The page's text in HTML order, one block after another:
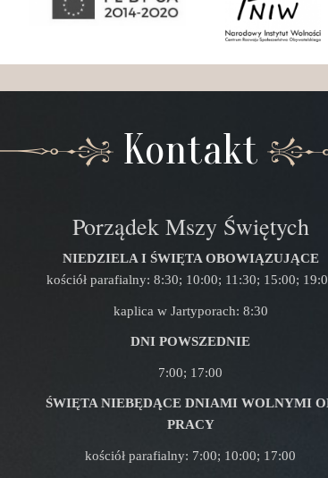
Kontakt
Porządek Mszy Świętych
NIEDZIELA I ŚWIĘTA OBOWIĄZUJĄCE
kościół parafialny: 8:30; 10:00; 11:30; 15:00;
kaplica w Jartyporach: 8:30
DNI POWSZEDNIE
7:00; 17:00
ŚWIĘTA NIEBĘDĄCE DNIAMI WOLNYMI
PRACY
kościół parafialny: 7:00; 10:00; 17:00